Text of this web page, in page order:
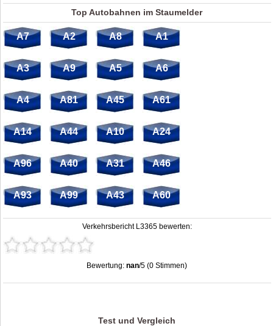
Top Autobahnen im Staumelder
A7 A2 A8 A1
A3 A9 A5 A6
A4 A81 A45 A61
A14 A44 A10 A24
A96 A40 A31 A46
A93 A99 A43 A60
Verkehrsbericht L3365 bewerten:
Bewertung:nan/5 (0 Stimmen)
Stau L3365: Unfälle, Sperrung & Baustellen | Staumelder L3365 ,nanout of5
Test und Vergleich